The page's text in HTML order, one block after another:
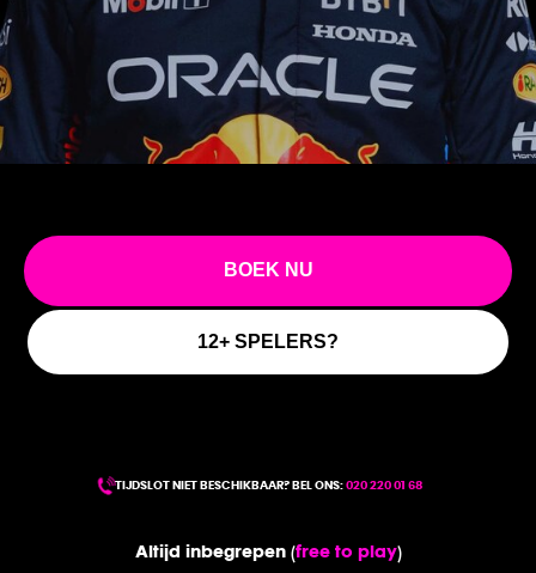
BOEK NU
12+ SPELERS?
TIJDSLOT NIET BESCHIKBAAR? BEL ONS: 020 220 01 68
Altijd inbegrepen (free to play)